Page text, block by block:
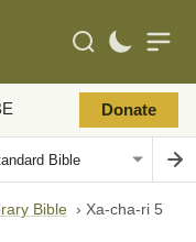
Donate
Bible › Xa-cha-ri 5